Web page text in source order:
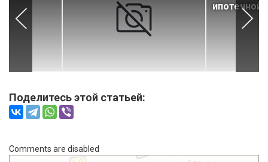
ипотечной
Поделитесь этой статьей:
Comments are disabled